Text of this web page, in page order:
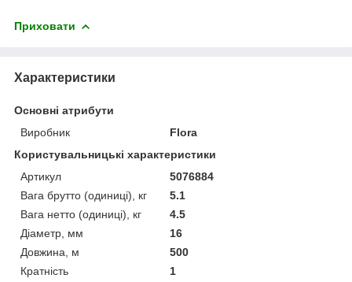
Приховати
Характеристики
Основні атрибути
Виробник
Flora
Користувальницькі характеристики
Артикул
5076884
Вага брутто (одиниці), кг
5.1
Вага нетто (одиниці), кг
4.5
Діаметр, мм
16
Довжина, м
500
Кратність
1